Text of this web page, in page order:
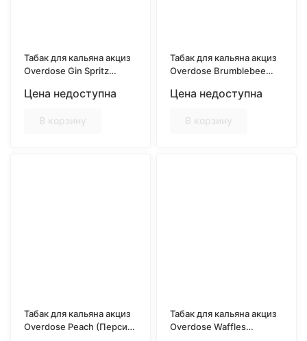
Табак для кальяна акциз
Overdose Gin Spritz
гр.
Цена недоступна
В корзину
Табак для кальяна акциз
Overdose Brumblebee
голубика) 25 гр.
Цена недоступна
В корзину
Табак для кальяна акциз
Overdose Peach (Персик)
Табак для кальяна акциз
Overdose Waffles